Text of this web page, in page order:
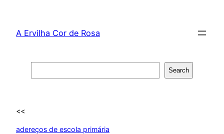
content
A Ervilha Cor de Rosa
Search
<<
adereços de escola primária